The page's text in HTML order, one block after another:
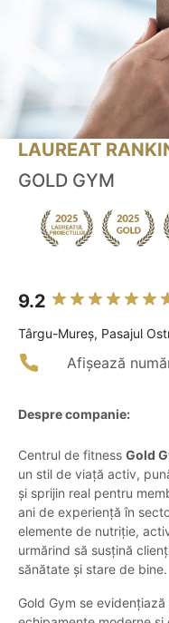
LAUREAT
GOLD GYM
9.2
Târgu-Mureş, Pasajul
Afișează
Despre companie:
Centrul de fitness Gold
un stil de viață activ,
și sprijin real pentru
ani de experiență în
elemente de nutriție,
urmărind să susțină
sănătate și stare de bine.
Gold Gym se